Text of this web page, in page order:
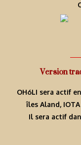
Version
OH6LI sera actif
îles Aland,
Il sera actif